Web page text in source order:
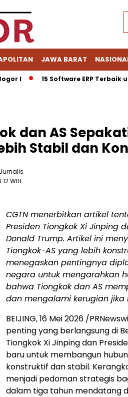
JAWA BARAT
15 Software ERP Terbaik untuk
dan AS
Stabil dan
WIB
CGTN menerbitkan artikel
Presiden Tiongkok Xi Jinping
Donald Trump. Artikel ini
Tiongkok-AS yang lebih
menegaskan pentingnya
negara untuk mengarahkan
bahwa Tiongkok dan AS
dan mengalami kerugian jika
BEIJING, 16 Mei 2026 /
penting yang berlangsung di
Tiongkok Xi Jinping dan
baru untuk membangun
konstruktif dan stabil.
menjadi pedoman strategis
dalam tiga tahun mendatang